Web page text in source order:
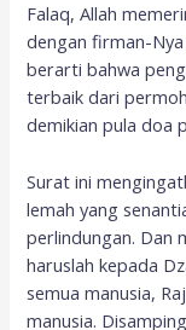
Falaq, Allah
dengan firman-Nya
berarti bahwa
terbaik dari
demikian pula doa
Surat ini
lemah yang
perlindungan. Dan
haruslah kepada
semua manusia,
manusia.